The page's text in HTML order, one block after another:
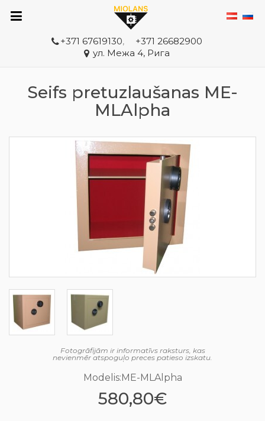
+371 67619130,
+371 26682900
ул. Межа 4, Рига
Seifs pretuzlaušanas ME-
MLAlpha
Fotogrāfijām ir informatīvs raksturs, kas
nevienmēr atspoguļo preces patieso izskatu.
Modelis:ME-MLAlpha
580,80€